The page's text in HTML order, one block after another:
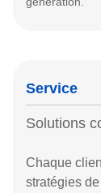
Service
Solutions
Chaque
stratégies